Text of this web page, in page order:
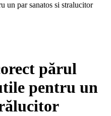
un par sanatos si stralucitor
părul
pentru un